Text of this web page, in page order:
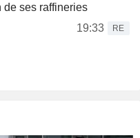
de ses raffineries
19:33
RE